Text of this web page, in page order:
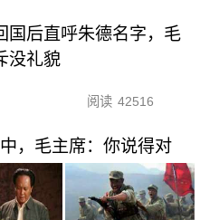
国后直呼朱德名字，毛
没礼貌
阅读 42516
，毛主席：你说得对